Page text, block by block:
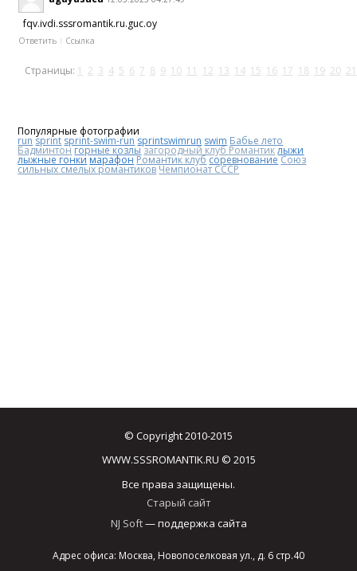
fqv.ivdi.sssromantik.ru.guc.oy
Ответить Ссылка
Страницы: 1 2 3 4 5 6 7 8 9 10 11 12 13 14 15 16 17 18 19 20 21
Популярные фотографии
run sprint sprint-swim-run sprintswimrun swim Бабье лето
Бадминтонгорные козлы загородный клуб Романтиклыжи
лыжные гонки марафонРомантик клубсоревнованиеСоюз
сильных смелых романтиковЧемпионат СССР
© Copyright 2010-2015
WWW.SSSROMANTIK.RU © 2015
Все права защищены.
Старый сайт
NJ Soft— поддержка сайта
Адрес офиса: Москва, Новопоселковая ул., д. 6 стр.40